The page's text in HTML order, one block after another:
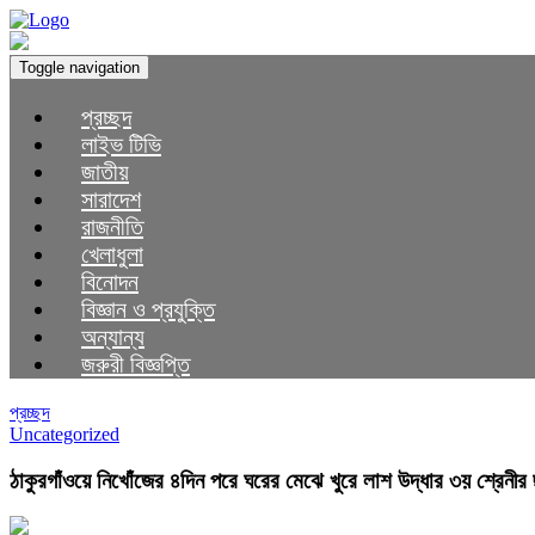
Toggle navigation
প্রচ্ছদ
লাইভ টিভি
জাতীয়
সারাদেশ
রাজনীতি
খেলাধুলা
বিনোদন
বিজ্ঞান ও প্রযুক্তি
অন্যান্য
জরুরী বিজ্ঞপ্তি
প্রচ্ছদ
Uncategorized
ঠাকুরগাঁওয়ে নিখোঁজের ৪দিন পরে ঘরের মেঝে খুরে লাশ উদ্ধার ৩য় শ্রেনীর